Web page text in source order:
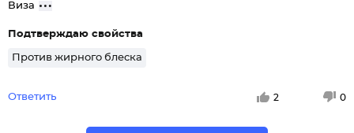
Виза
Подтверждаю свойства
Против жирного блеска
Ответить 2 0